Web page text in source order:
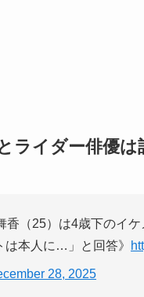
ライダー俳優は
香（25）は4歳下のイ
は本人に…」と回答》
28, 2025